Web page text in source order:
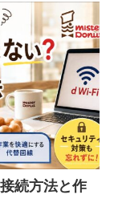
続方法と作